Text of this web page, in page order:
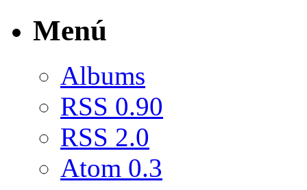
Menú
Albums
RSS 0.90
RSS 2.0
Atom 0.3